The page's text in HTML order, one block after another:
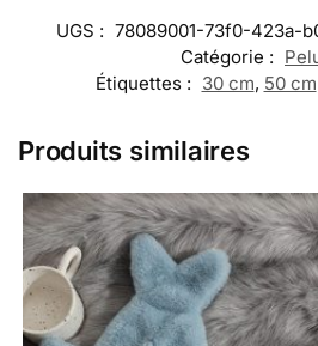
UGS : 78089001-73f0-423a-
Catégorie :
Étiquettes : 30 cm, 50 cm
Produits similaires